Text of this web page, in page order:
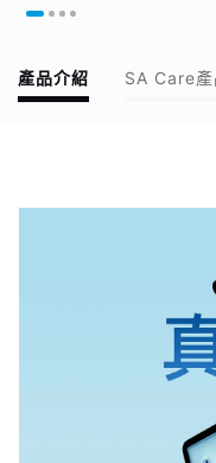
產品介紹 SA Care產